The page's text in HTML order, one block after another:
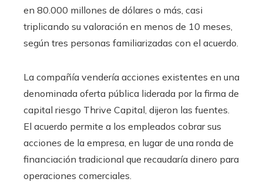
en 80.000 millones de dólares o más, casi
triplicando su valoración en menos de 10 meses,
según tres personas familiarizadas con el acuerdo.
La compañía vendería acciones existentes en una
denominada oferta pública liderada por la firma de
capital riesgo Thrive Capital, dijeron las fuentes.
El acuerdo permite a los empleados cobrar sus
acciones de la empresa, en lugar de una ronda de
financiación tradicional que recaudaría dinero para
operaciones comerciales.